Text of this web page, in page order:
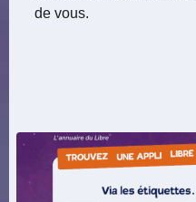
de vous.